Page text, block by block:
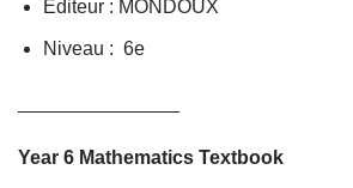
Éditeur : MONDOUX
Niveau : 6e
Year 6 Mathematics Textbook